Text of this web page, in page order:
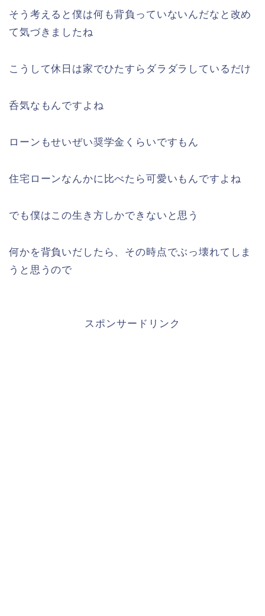
そう考えると僕は何も背負っていないんだなと改め
て気づきましたね
こうして休日は家でひたすらダラダラしているだけ
呑気なもんですよね
ローンもせいぜい奨学金くらいですもん
住宅ローンなんかに比べたら可愛いもんですよね
でも僕はこの生き方しかできないと思う
何かを背負いだしたら、その時点でぶっ壊れてしま
うと思うので
スポンサードリンク